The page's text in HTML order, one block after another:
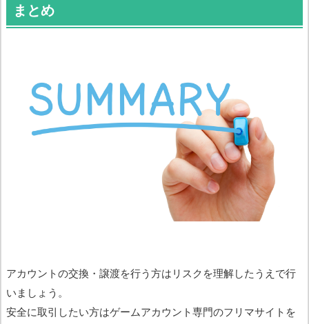
まとめ
アカウントの交換・譲渡を行う方はリスクを理解したうえで行
いましょう。
安全に取引したい方はゲームアカウント専門のフリマサイトを